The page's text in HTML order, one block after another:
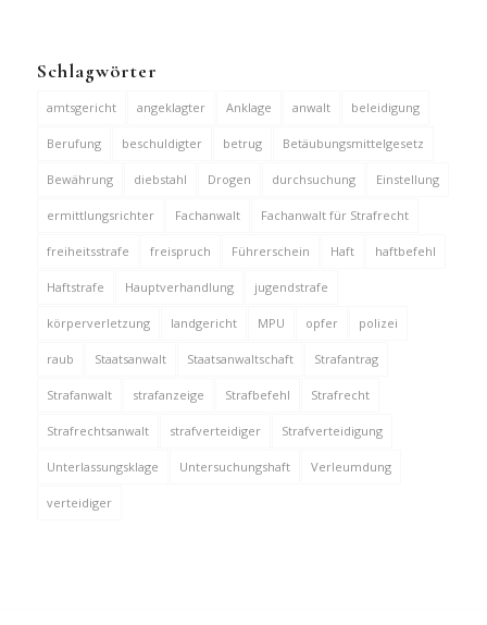
Schlagwörter
amtsgericht angeklagter Anklage anwalt beleidigung
Berufung beschuldigter betrug Betäubungsmittelgesetz
Bewährung diebstahl Drogen durchsuchung Einstellung
ermittlungsrichter Fachanwalt Fachanwalt für Strafrecht
freiheitsstrafe freispruch Führerschein Haft haftbefehl
Haftstrafe Hauptverhandlung jugendstrafe
körperverletzung landgericht MPU opfer polizei
raub Staatsanwalt Staatsanwaltschaft Strafantrag
Strafanwalt strafanzeige Strafbefehl Strafrecht
Strafrechtsanwalt strafverteidiger Strafverteidigung
Unterlassungsklage Untersuchungshaft Verleumdung
verteidiger